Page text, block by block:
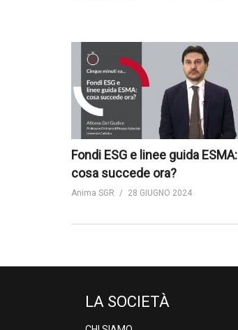
Fondi ESG e linee guida ESMA:
cosa succede ora?
Anima SGR 28 GIUGNO 2024
LA SOCIETÀ